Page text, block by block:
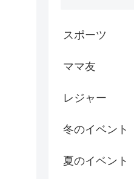
スポーツ
ママ友
レジャー
冬のイベント
夏のイベント